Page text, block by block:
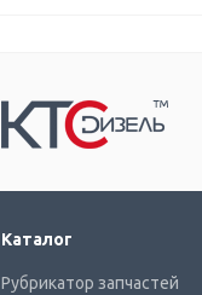
Каталог
Рубрикатор запчастей